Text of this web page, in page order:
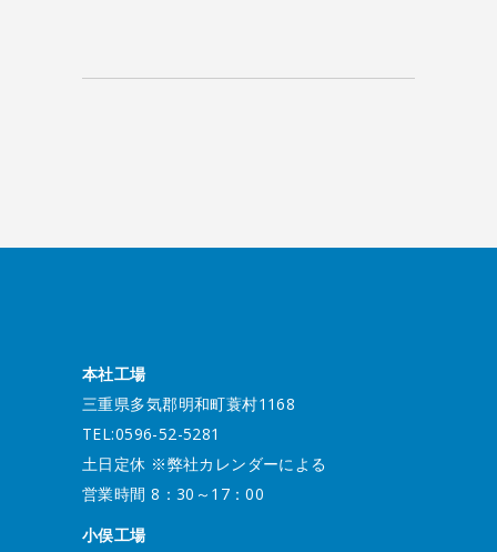
本社工場
三重県多気郡明和町蓑村1168
TEL:0596-52-5281
土日定休 ※弊社カレンダーによる
営業時間 8：30～17：00
小俣工場